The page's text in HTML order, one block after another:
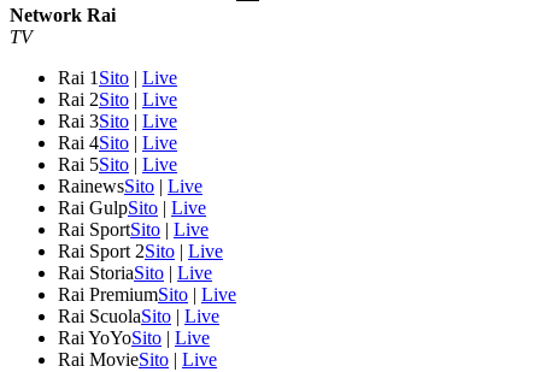
Network Rai
TV
Rai 1 Sito | Live
Rai 2Sito | Live
Rai 3Sito | Live
Rai 4Sito | Live
Rai 5Sito | Live
RainewsSito | Live
Rai GulpSito | Live
Rai SportSito | Live
Rai Sport 2Sito | Live
Rai StoriaSito | Live
Rai PremiumSito | Live
Rai ScuolaSito | Live
Rai YoYoSito | Live
Rai MovieSito | Live